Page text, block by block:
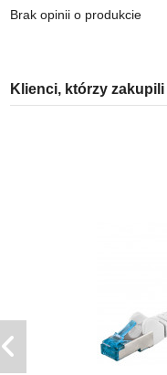
Brak opinii o produkcie
Klienci, którzy